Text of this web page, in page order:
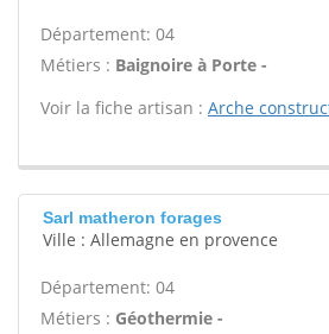
Département: 04
Métiers : Baignoire à Porte -
Voir la fiche artisan : Arche
Sarl matheron forages
Ville : Allemagne en provence
Département: 04
Métiers : Géothermie -